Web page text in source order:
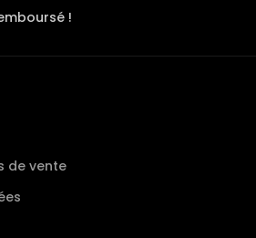
!
de vente